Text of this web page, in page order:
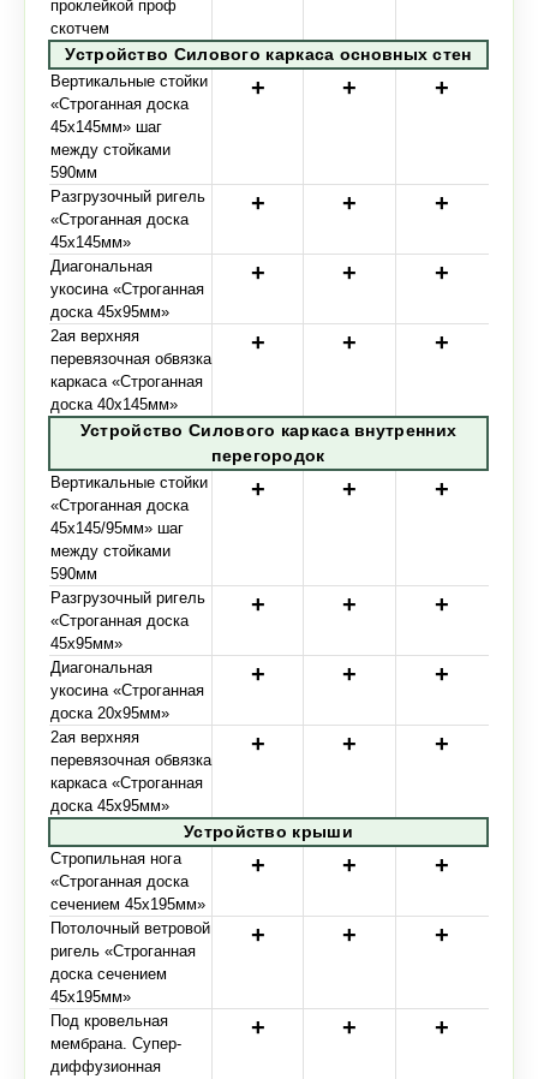
проклейкой проф
скотчем
Устройство Силового каркаса основных стен
Вертикальные стойки
«Строганная доска
45х145мм» шаг
между стойками
590мм
Разгрузочный ригель
«Строганная доска
45х145мм»
Диагональная
укосина «Строганная
доска 45х95мм»
2ая верхняя
перевязочная обвязка
каркаса «Строганная
доска 40х145мм»
Устройство Силового каркаса внутренних
перегородок
Вертикальные стойки
«Строганная доска
45х145/95мм» шаг
между стойками
590мм
Разгрузочный ригель
«Строганная доска
45х95мм»
Диагональная
укосина «Строганная
доска 20х95мм»
2ая верхняя
перевязочная обвязка
каркаса «Строганная
доска 45х95мм»
Устройство крыши
Стропильная нога
«Строганная доска
сечением 45х195мм»
Потолочный ветровой
ригель «Строганная
доска сечением
45х195мм»
Под кровельная
мембрана. Супер-
диффузионная